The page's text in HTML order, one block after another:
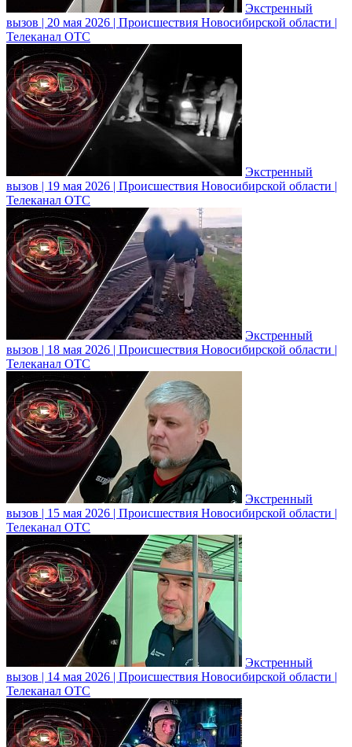
Экстренный
вызов | 20 мая 2026 | Происшествия Новосибирской области |
Телеканал ОТС
Экстренный
вызов | 19 мая 2026 | Происшествия Новосибирской области |
Телеканал ОТС
Экстренный
вызов | 18 мая 2026 | Происшествия Новосибирской области |
Телеканал ОТС
Экстренный
вызов | 15 мая 2026 | Происшествия Новосибирской области |
Телеканал ОТС
Экстренный
вызов | 14 мая 2026 | Происшествия Новосибирской области |
Телеканал ОТС